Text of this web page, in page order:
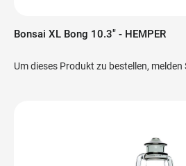
Bonsai XL Bong 10.3" - HEMPER
Um dieses Produkt zu bestellen, melden